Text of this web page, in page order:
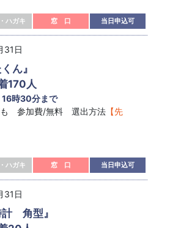
ハガキ 窓 口 当日申込可
31日
ん』
170人
時30分まで
も 参加費/無料 選出方法 【先
ハガキ 窓 口 当日申込可
31日
計 角型』